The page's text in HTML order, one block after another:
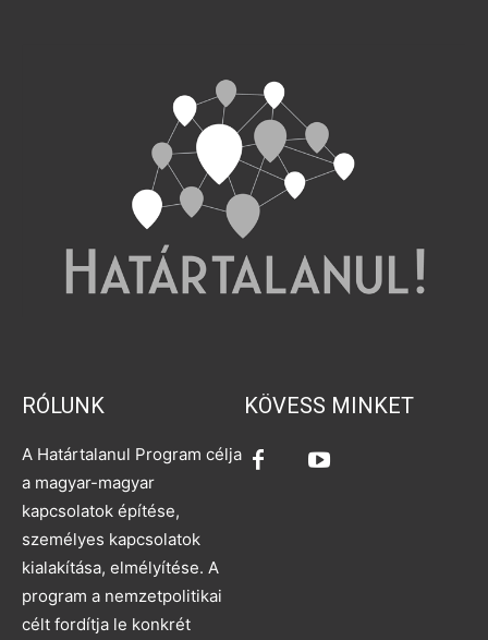
RÓLUNK
A Határtalanul Program célja
a magyar-magyar
kapcsolatok építése,
személyes kapcsolatok
kialakítása, elmélyítése. A
program a nemzetpolitikai
célt fordítja le konkrét
KÖVESS MINKET